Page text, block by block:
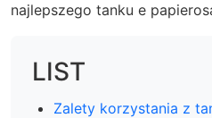
najlepszego tanku e
LIST
Zalety korzystania z